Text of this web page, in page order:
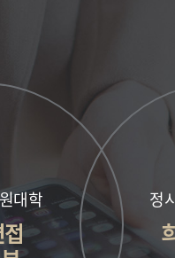
대학 정